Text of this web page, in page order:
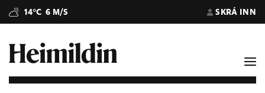
14°C 6 M/S SKRÁ INN